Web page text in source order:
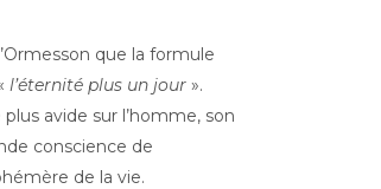
que la formule
l’éternité plus un jour ».
avide sur l’homme, son
conscience de
de la vie.